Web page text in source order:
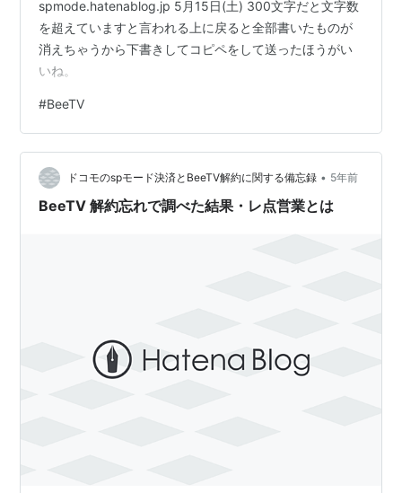
spmode.hatenablog.jp 5月15日(土) 300文字だと文字数
を超えていますと言われる上に戻ると全部書いたものが
消えちゃうから下書きしてコピペをして送ったほうがい
いね。
#BeeTV
ドコモのspモード決済とBeeTV解約に関する備忘録 • 5年前
BeeTV 解約忘れで調べた結果・レ点営業とは